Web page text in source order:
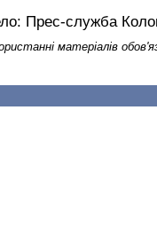
Прес-служба
матеріалів